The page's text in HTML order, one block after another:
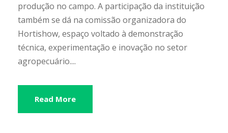
produção no campo. A participação da instituição
também se dá na comissão organizadora do
Hortishow, espaço voltado à demonstração
técnica, experimentação e inovação no setor
agropecuário....
Read More